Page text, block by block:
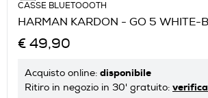
CASSE BLUETOOOTH
HARMAN KARDON - GO 5 WHITE-
€ 49,90
Acquisto online: disponibile
Ritiro in negozio in 30' gratuito: verifica